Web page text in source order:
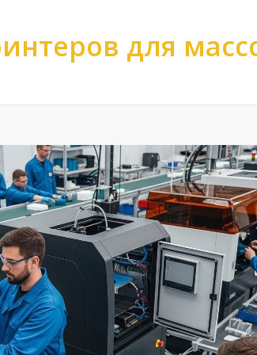
для